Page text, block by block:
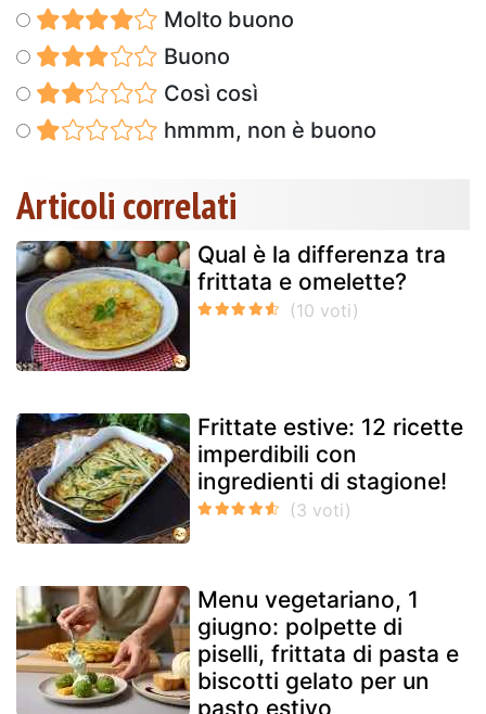
Molto buono
Buono
Così così
hmmm, non è buono
Articoli correlati
Qual è la differenza tra
frittata e omelette?
Frittate estive: 12 ricette
imperdibili con
ingredienti di stagione!
Menu vegetariano, 1
giugno: polpette di
piselli, frittata di pasta e
biscotti gelato per un
pasto estivo